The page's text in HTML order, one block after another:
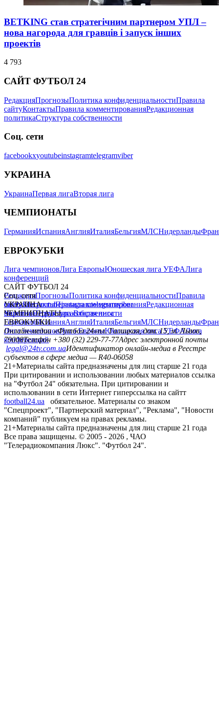
BETKING став стратегічним партнером УПЛ –
нова нагорода для гравців і запуск інших
проектів
4 793
САЙТ ФУТБОЛ 24
РедакцияПрогнозыПолитика конфиденциальностиПравила
сайтуКонтактыПравила комментированияРедакционная
политикаСтруктура собственности
Соц. сети
facebookxyoutubeinstagramtelegramviber
УКРАИНА
УкраинаПервая лигаВторая лига
ЧЕМПИОНАТЫ
ГерманияИспанияАнглияИталияБельгияМЛСНидерланды
ЕВРОКУБКИ
Лига чемпионовЛига ЕвропыЮношеская лига УЕФАЛига
конференций
САЙТ ФУТБОЛ 24
РедакцияПрогнозыПолитика конфиденциальностиПравила
сайтуКонтактыПравила комментированияРедакционная
политикаСтруктура собственности
Соц. сети
facebookxyoutubeinstagramtelegramviber
УКРАИНА
УкраинаПервая лигаВторая лига
ЧЕМПИОНАТЫ
ГерманияИспанияАнглияИталияБельгияМЛСНидерланды
ЕВРОКУБКИ
Лига чемпионовЛига ЕвропыЮношеская лига УЕФАЛига
конференций
Онлайн-медиа «Футбол 24»пл. Галицкая, дом. 15, м. Львов,
79008Телефон +380 (32) 229-77-77Адрес электронной почты
legal@24tv.com.uaИдентификатор онлайн-медиа в Реестре
субъектов в сфере медиа — R40-06058
21+Материалы сайта предназначены для лиц старше 21 года
При цитировании и использовании любых материалов ссылка
на "Футбол 24" обязательна. При цитировании и
использовании в сети Интернет гиперссылка на сайтт
football24.ua
обязательное. Материалы со знаком
"Спецпроект", "Партнерский материал", "Реклама", "Новости
компаний" публикуем на правах рекламы.
21+Материалы сайта предназначены для лиц старше 21 года
Все права защищены. © 2005 - 2026 , ЧАО
"Телерадиокомпания Люкс". "Футбол 24".